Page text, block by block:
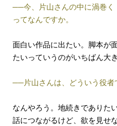
──今、片山さんの中に渦巻く
ってなんですか。
面白い作品に出たい。脚本が
たいっていうのがいちばん大き
──片山さんは、どういう役者
なんやろう。地続きでありた
話につながるけど、欲を見せ